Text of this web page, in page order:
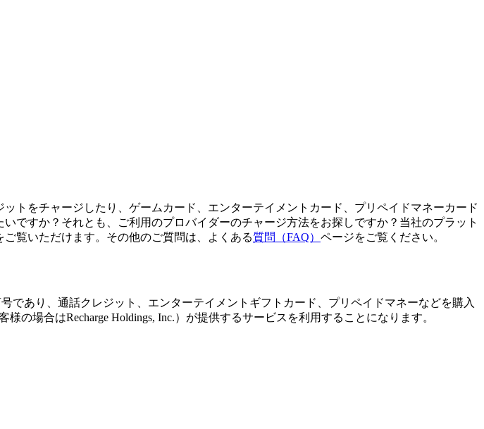
トをチャージしたり、ゲームカード、エンターテイメントカード、プリペイドマネーカード
ですか？それとも、ご利用のプロバイダーのチャージ方法をお探しですか？当社のプラット
覧いただけます。その他のご質問は、よくある質問（FAQ） ページをご覧ください。
号であり、通話クレジット、エンターテイメントギフトカード、プリペイドマネーなどを購入
の場合はRecharge Holdings, Inc.）が提供するサービスを利用することになります。